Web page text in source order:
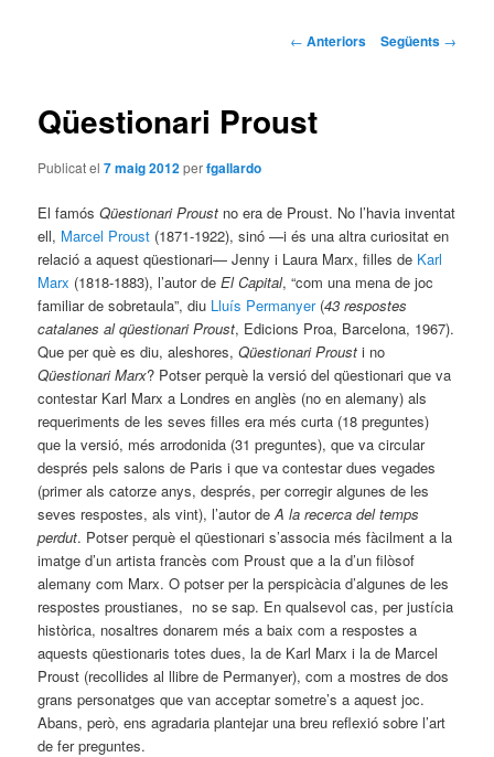
Navegació
entrades
← Anteriors Següents →
Qüestionari Proust
Publicat el7 maig 2012perfgallardo
El famósQüestionari Proust no era de Proust. No l’havia inventat
ell, Marcel Proust (1871-1922), sinó —i és una altra curiositat en
relació a aquest qüestionari— Jenny i Laura Marx, filles de Karl
Marx (1818-1883), l’autor deEl Capital, “com una mena de joc
familiar de sobretaula”, diu Lluís Permanyer(43 respostes
catalanes al qüestionari Proust, Edicions Proa, Barcelona, 1967).
Que per què es diu, aleshores,Qüestionari Proust i no
Qüestionari Marx? Potser perquè la versió del qüestionari que va
contestar Karl Marx a Londres en anglès (no en alemany) als
requeriments de les seves filles era més curta (18 preguntes)
que la versió, més arrodonida (31 preguntes), que va circular
després pels salons de Paris i que va contestar dues vegades
(primer als catorze anys, després, per corregir algunes de les
seves respostes, als vint), l’autor deA la recerca del temps
perdut. Potser perquè el qüestionari s’associa més fàcilment a la
imatge d’un artista francès com Proust que a la d’un filòsof
alemany com Marx. O potser per la perspicàcia d’algunes de les
respostes proustianes, no se sap. En qualsevol cas, per justícia
històrica, nosaltres donarem més a baix com a respostes a
aquests qüestionaris totes dues, la de Karl Marx i la de Marcel
Proust (recollides al llibre de Permanyer), com a mostres de dos
grans personatges que van acceptar sometre’s a aquest joc.
Abans, però, ens agradaria plantejar una breu reflexió sobre l’art
de fer preguntes.